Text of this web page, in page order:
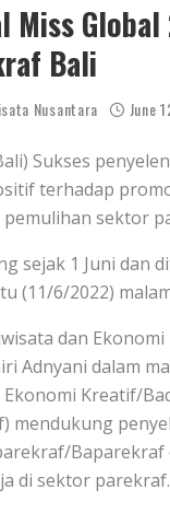
Miss
Bali
Nusantara June
Sukses
terhadap
sektor
sejak 1 Juni
(11/6/2022)
dan
Adnyani dalam
Kreatif/
di sektor parekraf.